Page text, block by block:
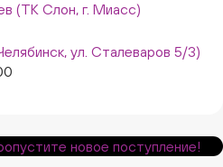
(ТК Слон, г. Миасс)
ул. Сталеваров 5/3)
новое поступление!